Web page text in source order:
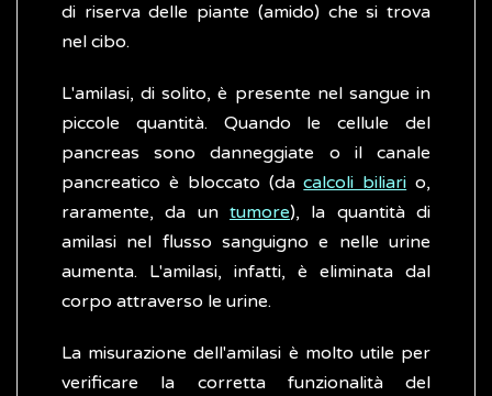
di riserva delle piante (amido) che si trova
nel cibo.
L'amilasi, di solito, è presente nel sangue in
piccole quantità. Quando le cellule del
pancreas sono danneggiate o il canale
pancreatico è bloccato (dacalcoli biliari o,
raramente, da un tumore), la quantità di
amilasi nel flusso sanguigno e nelle urine
aumenta. L'amilasi, infatti, è eliminata dal
corpo attraverso le urine.
La misurazione dell'amilasi è molto utile per
verificare la corretta funzionalità del